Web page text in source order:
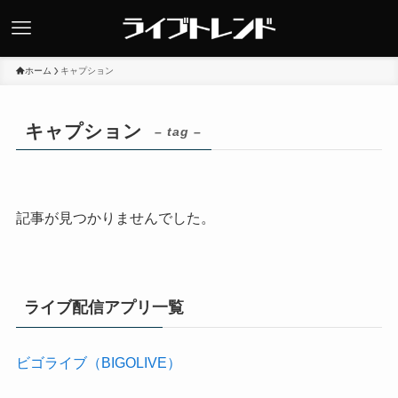
ホーム キャプション
キャプション – tag –
記事が見つかりませんでした。
ライブ配信アプリ一覧
ビゴライブ（BIGOLIVE）